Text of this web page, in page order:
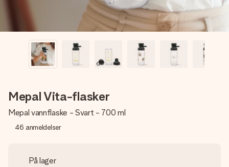
Mepal Vita-flasker
Mepal vannflaske - Svart - 700 ml
46 anmeldelser
På lager